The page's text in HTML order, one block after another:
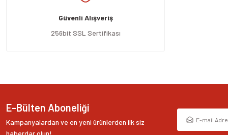
Güvenli Alışveriş
256bit SSL Sertifikası
E-Bülten Aboneliği
Kampanyalardan ve en yeni ürünlerden ilk siz
haberdar olun!